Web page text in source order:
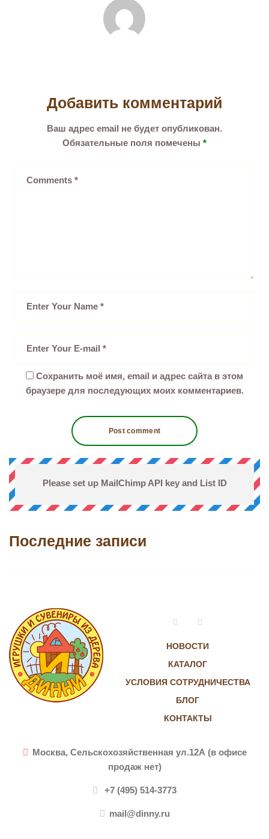
Добавить комментарий
Ваш адрес email не будет опубликован.
Обязательные поля помечены *
Сохранить моё имя, email и адрес сайта в этом
браузере для последующих моих комментариев.
Please set up MailChimp API key and List ID
Последние записи
НОВОСТИ
КАТАЛОГ
УСЛОВИЯ СОТРУДНИЧЕСТВА
БЛОГ
КОНТАКТЫ
VkontakteInstagram
Москва, Сельскохозяйственная ул.12А (в офисе
продаж нет)
+7 (495) 514-3773
mail@dinny.ru